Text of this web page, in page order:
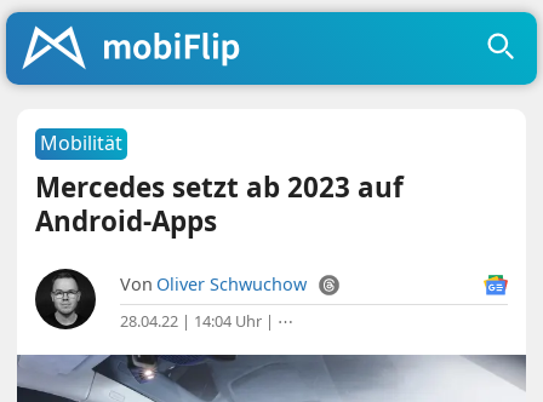
Mobilität
Mercedes setzt ab 2023 auf
Android-Apps
Von Oliver Schwuchow
28.04.22 | 14:04 Uhr | ⋯